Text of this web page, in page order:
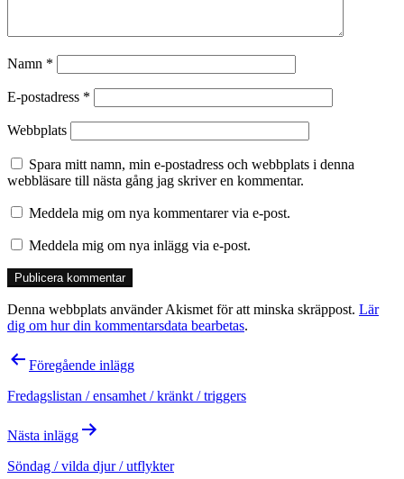
Namn *
E-postadress *
Webbplats
Spara mitt namn, min e-postadress och webbplats i denna
webbläsare till nästa gång jag skriver en kommentar.
Meddela mig om nya kommentarer via e-post.
Meddela mig om nya inlägg via e-post.
Denna webbplats använder Akismet för att minska skräppost. Lär
dig om hur din kommentarsdata bearbetas.
Inläggsnavigering
Föregående inlägg
Fredagslistan / ensamhet / kränkt / triggers
Nästa inlägg
Söndag / vilda djur / utflykter